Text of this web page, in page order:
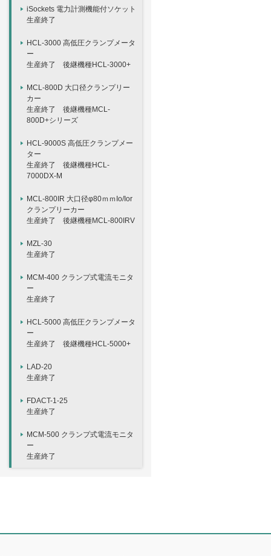
iSockets 電力計測機能付ソケット
生産終了
HCL-3000 高低圧クランプメータ
ー
生産終了 後継機種HCL-3000+
MCL-800D 大口径クランプリー
カー
生産終了 後継機種MCL-
800D+シリーズ
HCL-9000S 高低圧クランプメー
ター
生産終了 後継機種HCL-
7000DX-M
MCL-800IR 大口径φ80ｍｍIo/Ior
クランプリーカー
生産終了 後継機種MCL-800IRV
MZL-30
生産終了
MCM-400 クランプ式電流モニタ
ー
生産終了
HCL-5000 高低圧クランプメータ
ー
生産終了 後継機種HCL-5000+
LAD-20
生産終了
FDACT-1-25
生産終了
MCM-500 クランプ式電流モニタ
ー
生産終了